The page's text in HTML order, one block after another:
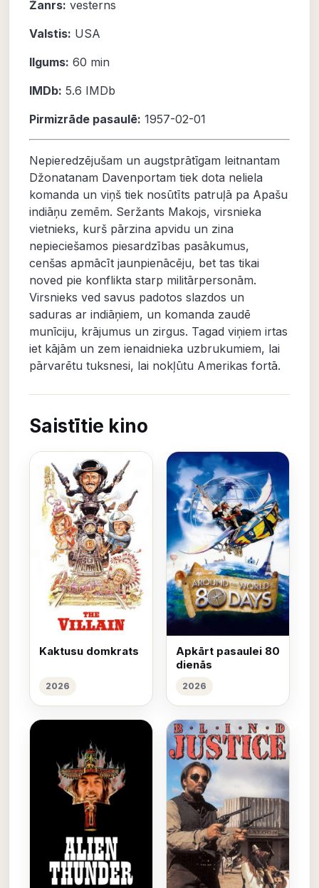
Žanrs: vesterns
Valstis: USA
Ilgums: 60 min
IMDb: 5.6 IMDb
Pirmizrāde pasaulē: 1957-02-01
Nepieredzējušam un augstprātīgam leitnantam
Džonatanam Davenportam tiek dota neliela
komanda un viņš tiek nosūtīts patruļā pa Apašu
indiāņu zemēm. Seržants Makojs, virsnieka
vietnieks, kurš pārzina apvidu un zina
nepieciešamos piesardzības pasākumus,
cenšas apmācīt jaunpienācēju, bet tas tikai
noved pie konflikta starp militārpersonām.
Virsnieks ved savus padotos slazdos un
saduras ar indiāņiem, un komanda zaudē
munīciju, krājumus un zirgus. Tagad viņiem irtas
iet kājām un zem ienaidnieka uzbrukumiem, lai
pārvarētu tuksnesi, lai nokļūtu Amerikas fortā.
Saistītie kino
Kaktusu domkrats
2026
Apkārt pasaulei 80
dienās
2026